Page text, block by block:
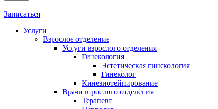
Записаться
Услуги
Взрослое отделение
Услуги взрослого отделения
Гинекология
Эстетическая гинекология
Гинеколог
Кинезиотейпирование
Врачи взрослого отделения
Терапевт